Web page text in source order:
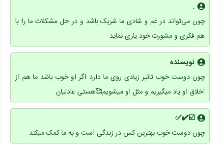
.
چون می‌تواند در غم و شادی ما شریک باشد و در حل مشکلات ما را با
هم فکری و مشورت خود یاری نماید.
نویسنده
چون دوست خوب تاثیر زیادی روی ما دارد اگر او خوب باشد ما هم از
اخلاق او یاد میگیریم و مثل او میشویم🥰هستی عادلیان
☑️✔️✅
چون دوست خوب بهترین کَس در زندگی است و به ما کمک میکند